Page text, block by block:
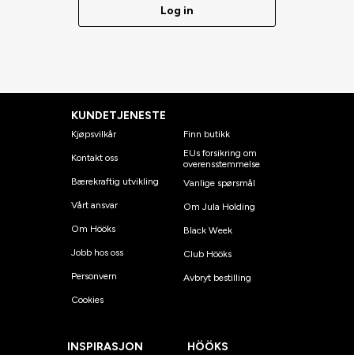
Log in
KUNDETJENESTE
Kjøpsvilkår
Kontakt oss
Bærekraftig utvikling
Vårt ansvar
Om Hööks
Jobb hos oss
Personvern
Cookies
Finn butikk
EUs forsikring om
overensstemmelse
Vanlige spørsmål
Om Jula Holding
Black Week
Club Hööks
Avbryt bestilling
INSPIRASJON
HÖÖKS